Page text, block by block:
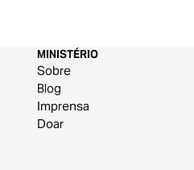
MINISTÉRIO
Sobre
Blog
Imprensa
Doar